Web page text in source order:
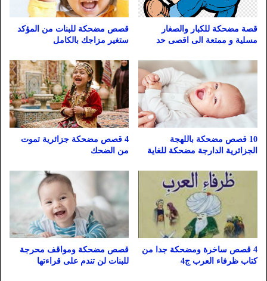
قصة مضحكة للكبار والصغار
مسلية و ممتعة الى اقصى حد
قصص مضحكة للبنات من المؤكد
ستغير مزاجك بالكامل
10 قصص مضحكة باللهجة
الجزائرية الدارجة مضحكة للغاية
4 قصص مضحكة جزائرية تموت
من الضحك
4 قصص ساخرة ومضحكة جدا من
كتاب ظرفاء العرب ج4
قصص مضحكة ومواقف محرجة
للبنات لن تندم على قراءتها